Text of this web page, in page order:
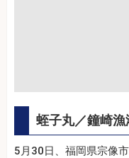
蛭子丸／鐘崎漁
5月30日、福岡県宗像